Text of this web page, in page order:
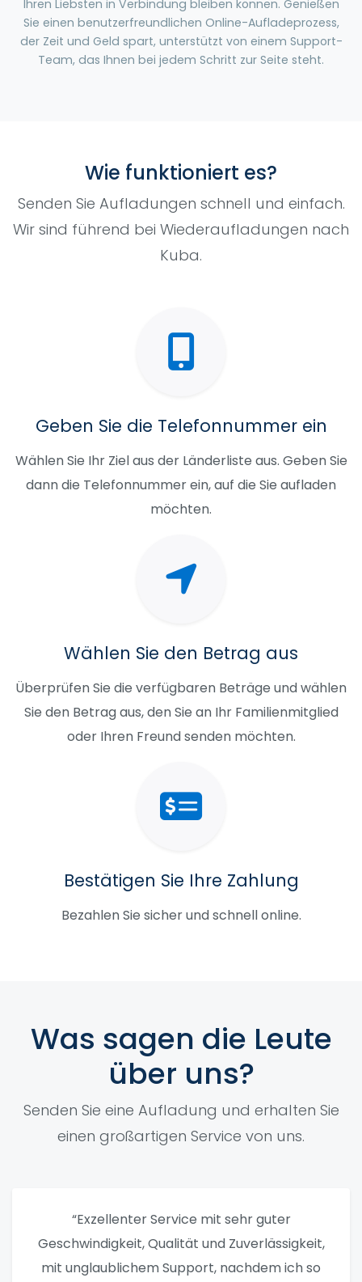
Ihren Liebsten in Verbindung bleiben können. Genießen
Sie einen benutzerfreundlichen Online-Aufladeprozess,
der Zeit und Geld spart, unterstützt von einem Support-
Team, das Ihnen bei jedem Schritt zur Seite steht.
Wie funktioniert es?
Senden Sie Aufladungen schnell und einfach.
Wir sind führend bei Wiederaufladungen nach
Kuba.
Geben Sie die Telefonnummer ein
Wählen Sie Ihr Ziel aus der Länderliste aus. Geben Sie
dann die Telefonnummer ein, auf die Sie aufladen
möchten.
Wählen Sie den Betrag aus
Überprüfen Sie die verfügbaren Beträge und wählen
Sie den Betrag aus, den Sie an Ihr Familienmitglied
oder Ihren Freund senden möchten.
Bestätigen Sie Ihre Zahlung
Bezahlen Sie sicher und schnell online.
Was sagen die Leute
über uns?
Senden Sie eine Aufladung und erhalten Sie
einen großartigen Service von uns.
“Exzellenter Service mit sehr guter
Geschwindigkeit, Qualität und Zuverlässigkeit,
mit unglaublichem Support, nachdem ich so